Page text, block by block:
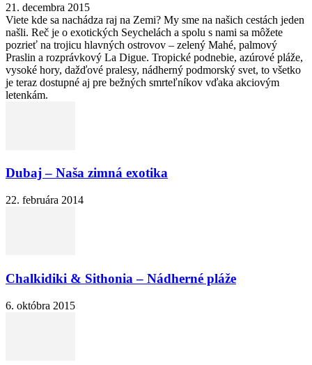
21. decembra 2015
Viete kde sa nachádza raj na Zemi? My sme na našich cestách jeden
našli. Reč je o exotických Seychelách a spolu s nami sa môžete
pozrieť na trojicu hlavných ostrovov – zelený Mahé, palmový
Praslin a rozprávkový La Digue. Tropické podnebie, azúrové pláže,
vysoké hory, dažďové pralesy, nádherný podmorský svet, to všetko
je teraz dostupné aj pre bežných smrteľníkov vďaka akciovým
letenkám.
Dubaj – Naša zimná exotika
22. februára 2014
Chalkidiki & Sithonia – Nádherné pláže
6. októbra 2015